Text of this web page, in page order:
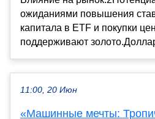
ожиданиями повышения
капитала в ETF и покупки
поддерживают
11:00, 20 Июн
«Машинные мечты: